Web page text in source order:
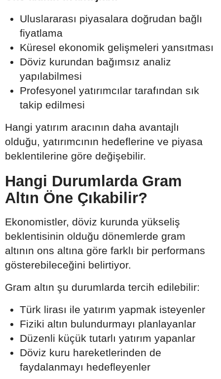
Uluslararası piyasalara doğrudan bağlı
fiyatlama
Küresel ekonomik gelişmeleri yansıtması
Döviz kurundan bağımsız analiz
yapılabilmesi
Profesyonel yatırımcılar tarafından sık
takip edilmesi
Hangi yatırım aracının daha avantajlı
olduğu, yatırımcının hedeflerine ve piyasa
beklentilerine göre değişebilir.
Hangi Durumlarda Gram
Altın Öne Çıkabilir?
Ekonomistler, döviz kurunda yükseliş
beklentisinin olduğu dönemlerde gram
altının ons altına göre farklı bir performans
gösterebileceğini belirtiyor.
Gram altın şu durumlarda tercih edilebilir:
Türk lirası ile yatırım yapmak isteyenler
Fiziki altın bulundurmayı planlayanlar
Düzenli küçük tutarlı yatırım yapanlar
Döviz kuru hareketlerinden de
faydalanmayı hedefleyenler